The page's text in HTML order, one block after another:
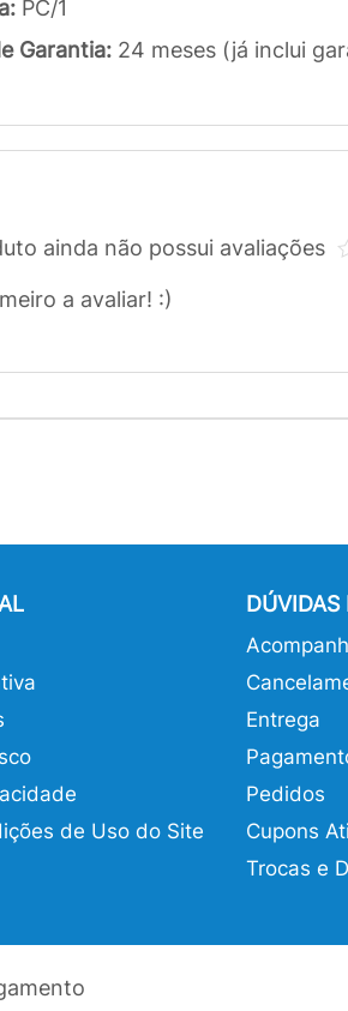
PC/1
Garantia: 24 meses (já inclui
ainda não possui avaliações
a avaliar! :)
de Uso do Site
DÚVIDAS
Entrega
Pedidos
Cupons
Trocas e